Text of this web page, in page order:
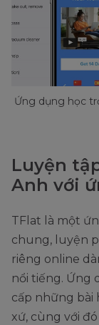
Ứng dụng học
Luyện
Anh với
TFlat là một
chung, luyện
riêng online
nổi tiếng. Ứng
cấp những bài
xứ, cùng với